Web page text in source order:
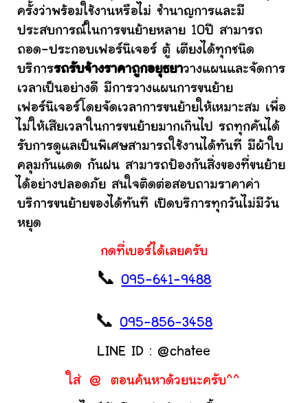
ครั้งว่าพร้อมใช้งานหรือไม่ ชำนาญการและมี
ประสบการณ์ในการขนย้ายหลาย 10ปี สามารถ
ถอด-ประกอบเฟอร์นิเจอร์ ตู้ เตียงได้ทุกชนิด
บริการรถรับจ้างราคาถูกอยุธยาวางแผนและจัดการ
เวลาเป็นอย่างดี มีการวางแผนการขนย้าย
เฟอร์นิเจอร์โดยจัดเวลาการขนย้ายให้เหมาะสม เพื่อ
ไม่ให้เสียเวลาในการขนย้ายมากเกินไป รถทุกคันได้
รับการดูแลเป็นพิเศษสามารถใช้งานได้ทันที มีผ้าใบ
คลุมกันแดด กันฝน สามารถป้องกันสิ่งของที่ขนย้าย
ได้อย่างปลอดภัย สนใจติดต่อสอบถามราคาค่า
บริการขนย้ายของได้ทันที เปิดบริการทุกวันไม่มีวัน
หยุด
กดที่เบอร์ได้เลยครับ
📞095-641-9488
📞095-856-3458
LINE ID : @chatee
ใส่ @ ตอนค้นหาด้วยนะครับ^^